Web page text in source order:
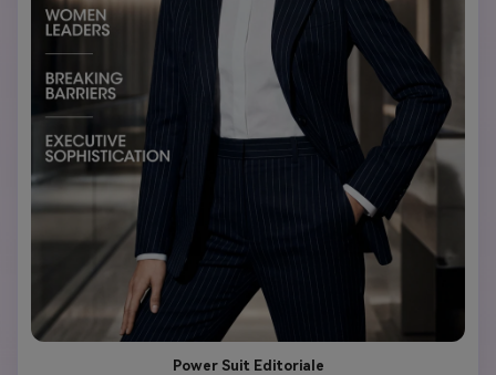
Power Suit Editoriale